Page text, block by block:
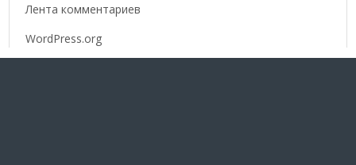
Лента комментариев
WordPress.org